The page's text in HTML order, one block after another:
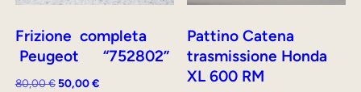
Frizione completa
Peugeot “752802”
80,00€ Il
50,00€Il
Pattino Catena
trasmissione Honda
XL 600 RM